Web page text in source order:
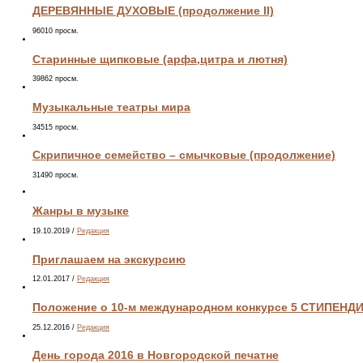
ДЕРЕВЯННЫЕ ДУХОВЫЕ (продолжение II)
96010 просм.
Старинные щипковые (арфа,цитра и лютня)
39862 просм.
Музыкальные театры мира
34515 просм.
Скрипичное семейство – смычковые (продолжение)
31490 просм.
Жанры в музыке
19.10.2019 / Редакция
Приглашаем на экскурсию
12.01.2017 / Редакция
Положение о 10-м международном конкурсе 5
25.12.2016 / Редакция
День города 2016 в Новгородской печатне